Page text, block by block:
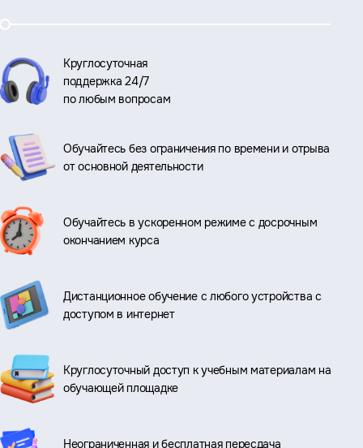
Круглосуточная
поддержка 24/7
по любым вопросам
Обучайтесь без ограничения по времени и отрыва
от основной деятельности
Обучайтесь в ускоренном режиме с досрочным
окончанием курса
Дистанционное обучение с любого устройства с
доступом в интернет
Круглосуточный доступ к учебным материалам на
обучающей площадке
Неограниченная и бесплатная пересдача